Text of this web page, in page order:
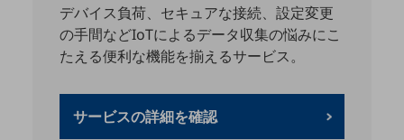
障がい者採用
人材育成制度
広告・協賛
NTTドコモグループ
デバイス負荷、セキュアな接続、設定変更
の手間などIoTによるデータ収集の悩みにこ
たえる便利な機能を揃えるサービス。
サービスの詳細を確認